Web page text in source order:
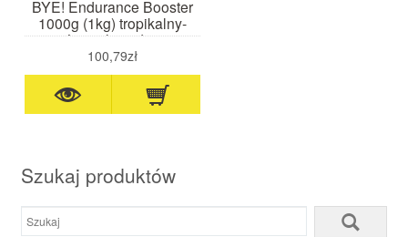
BYE! Endurance Booster
1000g (1kg) tropikalny-
napój węglowodanowy
100,79zł
Szukaj produktów